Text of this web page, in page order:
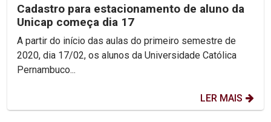
Cadastro para estacionamento de aluno da
Unicap começa dia 17
A partir do início das aulas do primeiro semestre de
2020, dia 17/02, os alunos da Universidade Católica
Pernambuco...
LER MAIS